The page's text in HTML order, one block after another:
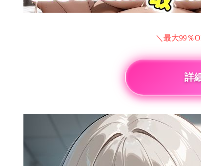
＼最大99％
詳